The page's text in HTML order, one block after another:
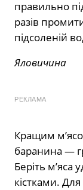
правильно
разів
підсоленій
Яловичина
РЕКЛАМА
Кращим
баранина —
Беріть м’яса
кістками.